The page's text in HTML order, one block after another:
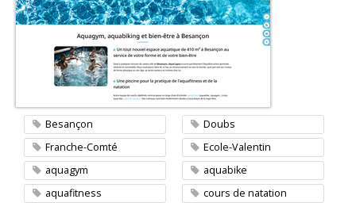
Contacter l'agence
Besançon
Doubs
Franche-Comté
Ecole-Valentin
aquagym
aquabike
aquafitness
cours de natation